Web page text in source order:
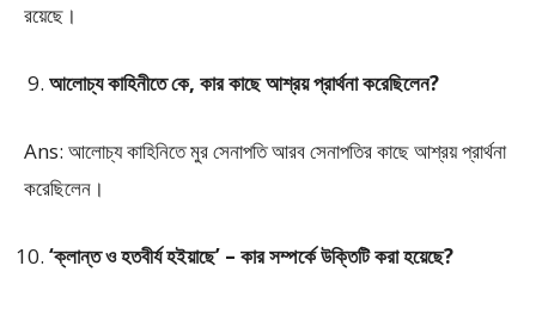
রয়েছে।
আলোচ্য কাহিনীতে কে, কার কাছে আশ্রয় প্রার্থনা করেছিলেন?
Ans: আলোচ্য কাহিনিতে মুর সেনাপতি আরব সেনাপতির কাছে আশ্রয় প্রার্থনা
করেছিলেন।
‘ক্লান্ত ও হতবীর্য হইয়াছে’ – কার সম্পর্কে উক্তিটি করা হয়েছে?